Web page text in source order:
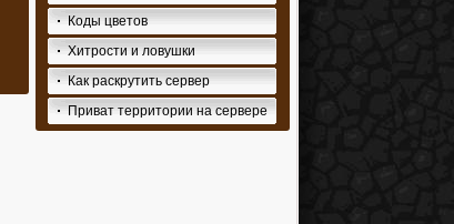
Коды цветов
Хитрости и ловушки
Как раскрутить сервер
Приват территории на сервере